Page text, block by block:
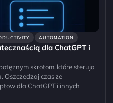
AUTOMATION
dla ChatGPT i
skrotom, które steruja
Oszczedzaj czas ze
dla ChatGPT i innych